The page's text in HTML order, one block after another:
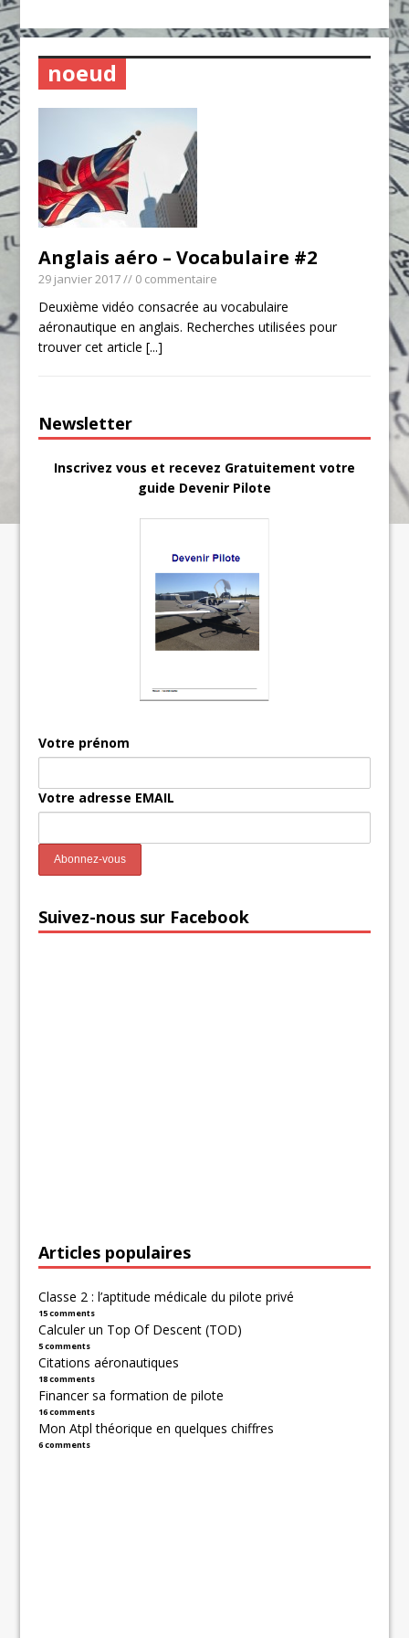
noeud
Anglais aéro – Vocabulaire #2
29 janvier 2017// 0 commentaire
Deuxième vidéo consacrée au vocabulaire
aéronautique en anglais. Recherches utilisées pour
trouver cet article[...]
Newsletter
Inscrivez vous et recevez Gratuitement votre
guide Devenir Pilote
Votre prénom
Votre adresse EMAIL
Suivez-nous sur Facebook
Articles populaires
Classe 2 : l’aptitude médicale du pilote privé
15 comments
Calculer un Top Of Descent (TOD)
5 comments
Citations aéronautiques
18 comments
Financer sa formation de pilote
16 comments
Mon Atpl théorique en quelques chiffres
6 comments